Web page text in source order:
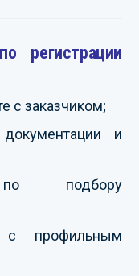
регистрации
с заказчиком;
и
по подбору
с профильным